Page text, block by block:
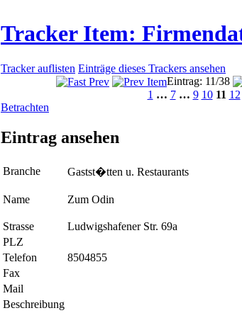
Tracker Item:
Tracker auflisten Einträge dieses Trackers ansehen
Eintrag: 11/38
1 … 7 … 9 10 11 12
Betrachten
Eintrag ansehen
Branche Gastst�tten u. Restaurants
Name Zum Odin
Strasse
Ludwigshafener Str. 69a
PLZ
Telefon
8504855
Fax
Mail
Beschreibung